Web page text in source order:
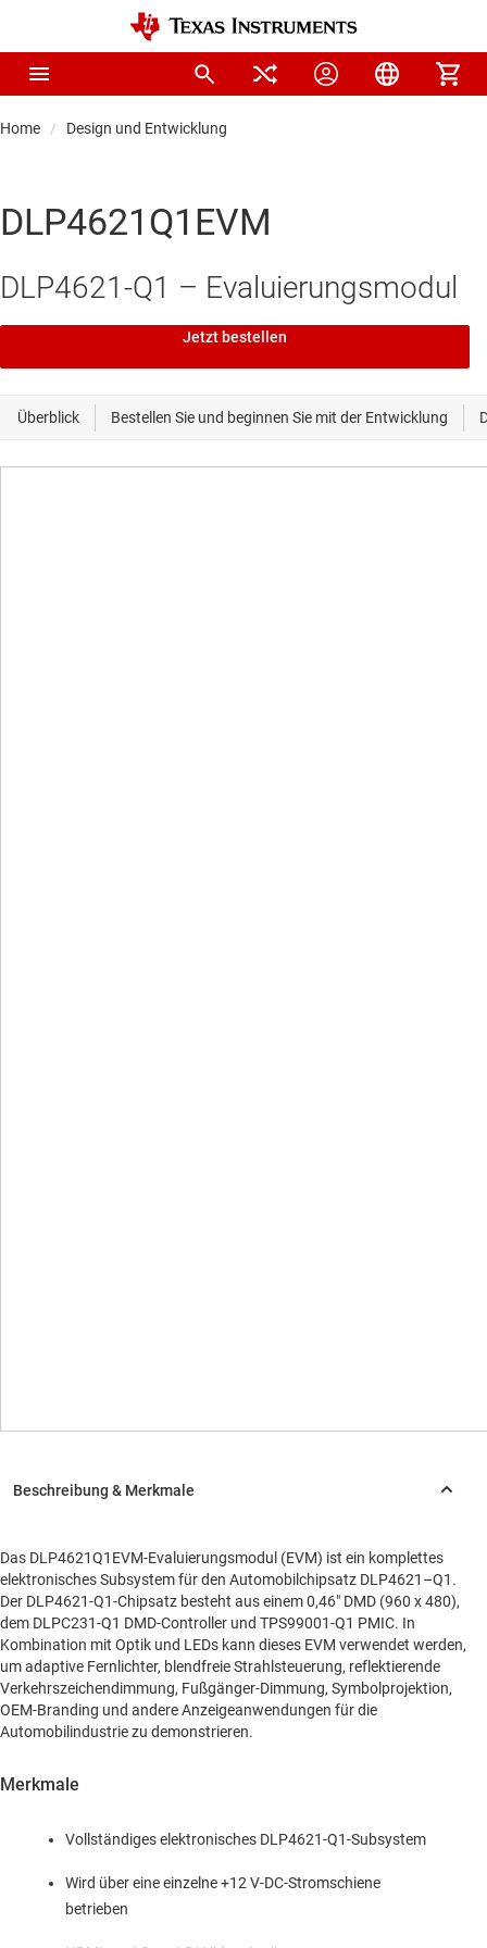
Home Design und Entwicklung
DLP4621Q1EVM
DLP4621-Q1 – Evaluierungsmodul
Jetzt bestellen
Das DLP4621Q1EVM-Evaluierungsmodul (EVM) ist ein komplettes
elektronisches Subsystem für den Automobilchipsatz DLP4621–Q1.
Der DLP4621-Q1-Chipsatz besteht aus einem 0,46" DMD (960 x 480),
dem DLPC231-Q1 DMD-Controller und TPS99001-Q1 PMIC. In
Kombination mit Optik und LEDs kann dieses EVM verwendet werden,
um adaptive Fernlichter, blendfreie Strahlsteuerung, reflektierende
Verkehrszeichendimmung, Fußgänger-Dimmung, Symbolprojektion,
OEM-Branding und andere Anzeigeanwendungen für die
Automobilindustrie zu demonstrieren.
Merkmale
Vollständiges elektronisches DLP4621-Q1-Subsystem
Wird über eine einzelne +12 V-DC-Stromschiene
betrieben